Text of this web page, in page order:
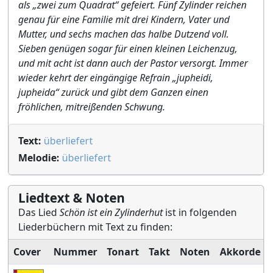
als „zwei zum Quadrat“ gefeiert. Fünf Zylinder reichen
genau für eine Familie mit drei Kindern, Vater und
Mutter, und sechs machen das halbe Dutzend voll.
Sieben genügen sogar für einen kleinen Leichenzug,
und mit acht ist dann auch der Pastor versorgt. Immer
wieder kehrt der eingängige Refrain „jupheidi,
jupheida“ zurück und gibt dem Ganzen einen
fröhlichen, mitreißenden Schwung.
Text: überliefert
Melodie: überliefert
Liedtext & Noten
Das Lied Schön ist ein Zylinderhutist in folgenden
Liederbüchern mit Text zu finden:
Cover
Nummer Tonart Takt Noten Akkorde